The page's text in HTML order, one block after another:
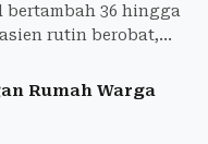
bertambah 36 hingga
rutin berobat,
Rumah Warga